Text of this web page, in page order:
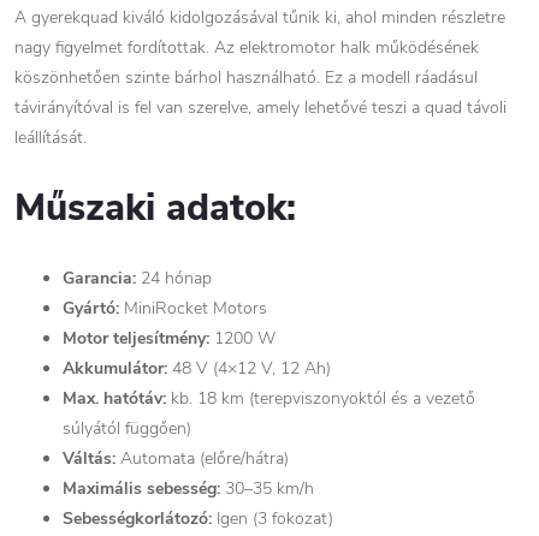
A gyerekquad kiváló kidolgozásával tűnik ki, ahol minden részletre
nagy figyelmet fordítottak. Az elektromotor halk működésének
köszönhetően szinte bárhol használható. Ez a modell ráadásul
távirányítóval is fel van szerelve, amely lehetővé teszi a quad távoli
leállítását.
Műszaki adatok:
Garancia: 24 hónap
Gyártó: MiniRocket Motors
Motor teljesítmény: 1200 W
Akkumulátor: 48 V (4×12 V, 12 Ah)
Max. hatótáv: kb. 18 km (terepviszonyoktól és a vezető
súlyától függően)
Váltás: Automata (előre/hátra)
Maximális sebesség: 30–35 km/h
Sebességkorlátozó: Igen (3 fokozat)